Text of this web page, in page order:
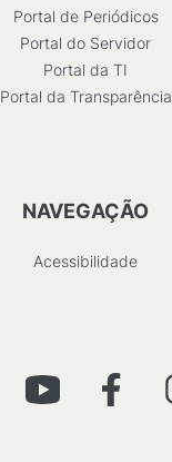
Portal de Periódicos
Portal do Servidor
Portal da TI
Portal da Transparência
NAVEGAÇÃO
Acessibilidade